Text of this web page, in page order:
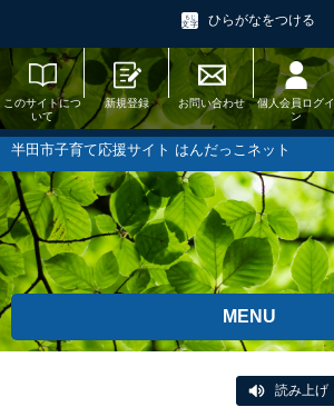
ひらがなをつける
このサイトにつ
いて
新規登録 お問い合わせ
個人会員ログイ
ン
半田市子育て応援サイト はんだっこネット
MENU
読み上げ